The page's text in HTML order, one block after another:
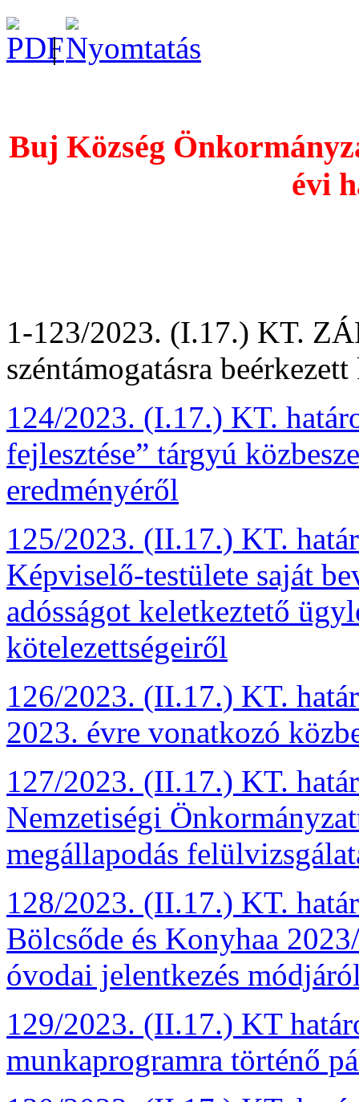
|
Buj Község
évi
1-123/2023. (I.17.) KT.
széntámogatásra
124/2023. (I.17.) KT.
fejlesztése” tárgyú
eredményéről
125/2023. (II.17.) KT.
Képviselő-testülete saját
adósságot keletkeztető
kötelezettségeiről
126/2023. (II.17.) KT.
2023. évre vonatkozó
127/2023. (II.17.) KT.
Nemzetiségi
megállapodás
128/2023. (II.17.) KT.
Bölcsőde és Konyhaa
óvodai jelentkezés
129/2023. (II.17.) KT
munkaprogramra történő